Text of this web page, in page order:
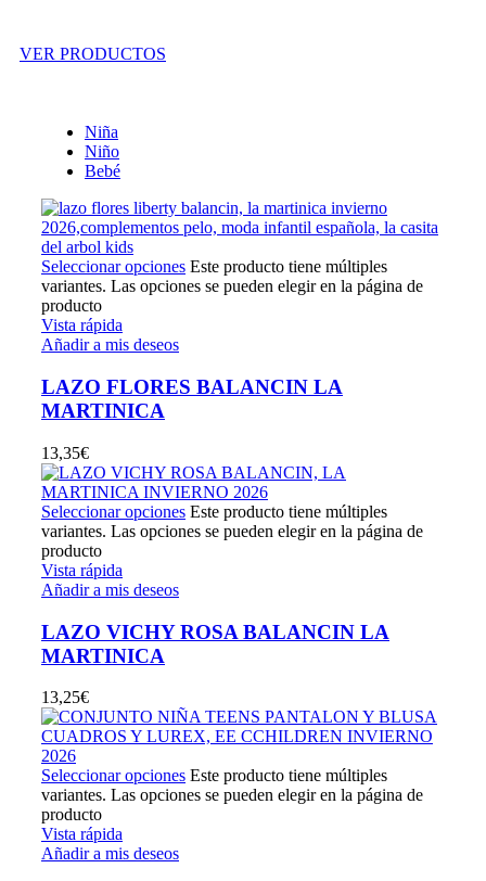
VER PRODUCTOS
Niña
Niño
Bebé
Seleccionar opciones Este producto tiene múltiples
variantes. Las opciones se pueden elegir en la página de
producto
Vista rápida
Añadir a mis deseos
LAZO FLORES BALANCIN LA
MARTINICA
13,35€
Seleccionar opciones Este producto tiene múltiples
variantes. Las opciones se pueden elegir en la página de
producto
Vista rápida
Añadir a mis deseos
LAZO VICHY ROSA BALANCIN LA
MARTINICA
13,25€
Seleccionar opciones Este producto tiene múltiples
variantes. Las opciones se pueden elegir en la página de
producto
Vista rápida
Añadir a mis deseos